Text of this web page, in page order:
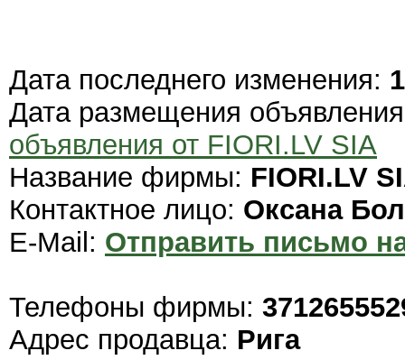
Дата последнего изменения:
Дата размещения
объявления от FIORI.LV SIA
Название фирмы: FIORI.LV
Контактное лицо: Оксана
E-Mail: Отправить письмо
Телефоны фирмы:
Адрес продавца: Рига